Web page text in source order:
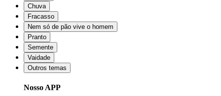
Chuva
Fracasso
Nem só de pão vive o homem
Pranto
Semente
Vaidade
Outros temas
Nosso APP